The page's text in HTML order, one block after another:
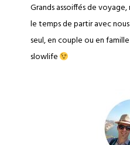
Grands assoiffés de
le temps de partir avec
seul, en couple ou en
slowlife